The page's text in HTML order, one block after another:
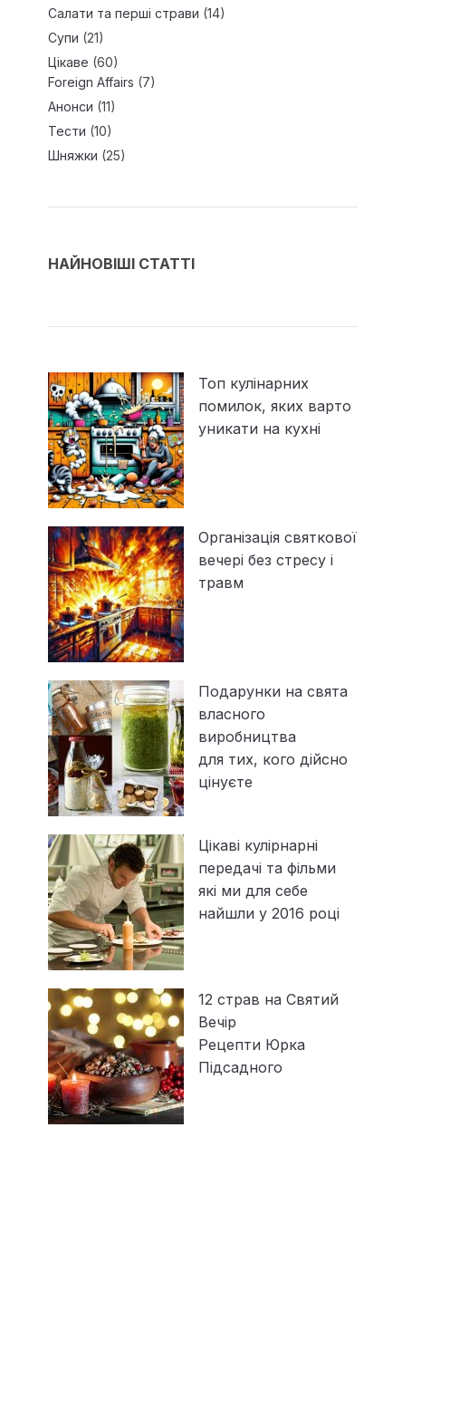
Салати та перші страви (14)
Супи (21)
Цікаве (60)
Foreign Affairs (7)
Анонси (11)
Тести (10)
Шняжки (25)
НАЙНОВІШІ СТАТТІ
Топ кулінарних
помилок, яких варто
уникати на кухні
Організація святкової
вечері без стресу і
травм
Подарунки на свята
власного
виробництва
для тих, кого дійсно
цінуєте
Цікаві кулірнарні
передачі та фільми
які ми для себе
найшли у 2016 році
12 страв на Святий
Вечір
Рецепти Юрка
Підсадного